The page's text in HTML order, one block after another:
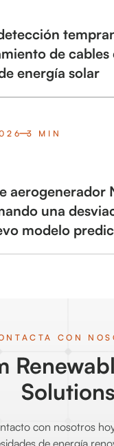
de cables
energía solar
3 MIN
aerogenerador
una
modelo
CON
Solutions
con nosotros
de energía